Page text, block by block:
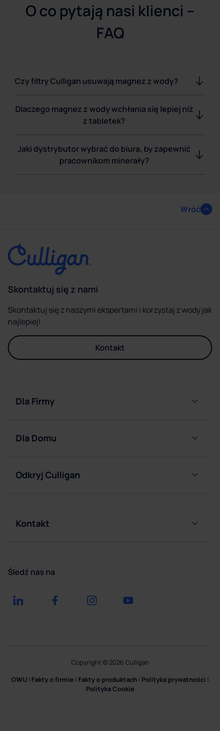
O co pytają nasi klienci –
FAQ
Czy filtry Culligan usuwają magnez z wody?
Dlaczego magnez z wody wchłania się lepiej niż
z tabletek?
Jaki dystrybutor wybrać do biura, by zapewnić
pracownikom minerały?
Wróć
Skontaktuj się z nami
Skontaktuj się z naszymi ekspertami i korzystaj z wody jak
najlepiej!
Kontakt
Dla Firmy
wodę
Butlowe
Dostawy
wody
Dystrybutor
System
Dla Domu
wody
Odkryj Culligan
Kariera
Kontakt
Prośba
o
Śledź nas na
Copyright © 2026 Culligan
OWU | Fakty o firmie | Fakty o produktach | Polityka prywatności |
Polityka Cookie